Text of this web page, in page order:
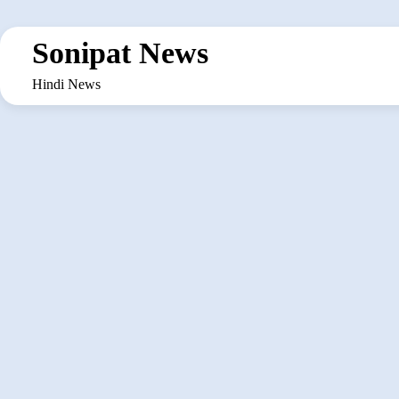
to
contentSonipat News
Hindi News